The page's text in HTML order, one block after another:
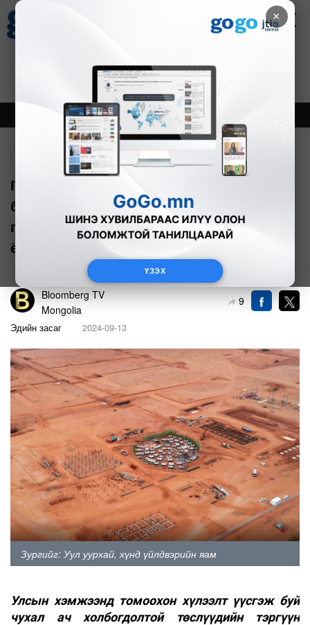
×
ҮЗЭХ
Зурхай
8.08
Онцлох Шинэ
Газрын тос боловсруулах үйлдвэрээ
бүрэн хүчин чадлаар нь ажиллуулъя
гэвэл бид хайгуулаа эрчимжүүлэх
ёстой
Bloomberg TV
Mongolia
9
Эдийн засаг 2024-09-13
Зургийг: Уул уурхай, хүнд үйлдвэрийн яам
Улсын хэмжээнд томоохон хүлээлт үүсгэж буй
чухал ач холбогдолтой төслүүдийн тэргүүн